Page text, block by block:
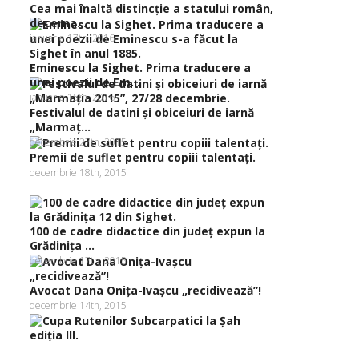
Cea mai înaltă distincţie a statului român,
decerna...
ianuarie 17th, 2016
Eminescu la Sighet. Prima traducere a
unei poezii de Em...
ianuarie 15th, 2016
Festivalul de datini şi obiceiuri de iarnă
„Marmaţ...
decembrie 27th, 2015
Premii de suflet pentru copiii talentaţi.
decembrie 18th, 2015
100 de cadre didactice din judeţ expun la
Grădiniţa ...
decembrie 17th, 2015
Avocat Dana Oniţa-Ivaşcu „recidivează”!
decembrie 14th, 2015